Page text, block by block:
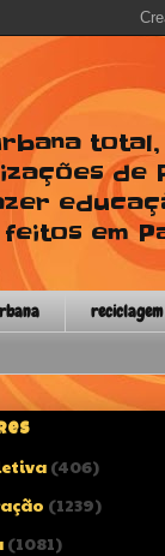
total,
de
em
reciclagem
(406)
(1239)
(1081)